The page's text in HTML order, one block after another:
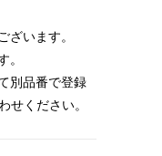
います。
。
別品番で登録
せください。